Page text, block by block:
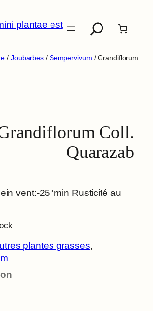
/ Joubarbes / Sempervivum / Grandiflorum
Coll.
Quarazab
vent:-25°min Rusticité au
plantes grasses